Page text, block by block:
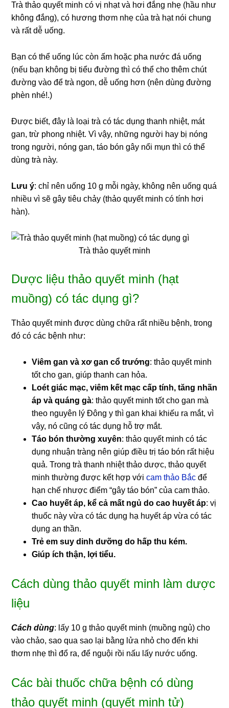
Trà thảo quyết minh có vị nhạt và hơi đắng nhẹ (hầu như
không đắng), có hương thơm nhẹ của trà hạt nói chung
và rất dễ uống.
Bạn có thể uống lúc còn ấm hoặc pha nước đá uống
(nếu bạn không bị tiểu đường thì có thể cho thêm chút
đường vào để trà ngon, dễ uống hơn (nên dùng đường
phèn nhé!.)
Được biết, đây là loại trà có tác dụng thanh nhiệt, mát
gan, trừ phong nhiệt. Vì vậy, những người hay bị nóng
trong người, nóng gan, táo bón gây nổi mụn thì có thể
dùng trà này.
Lưu ý: chỉ nên uống 10 g mỗi ngày, không nên uống quá
nhiều vì sẽ gây tiêu chảy (thảo quyết minh có tính hơi
hàn).
Trà thảo quyết minh
Dược liệu thảo quyết minh (hạt
muồng) có tác dụng gì?
Thảo quyết minh được dùng chữa rất nhiều bệnh, trong
đó có các bệnh như:
Viêm gan và xơ gan cổ trướng: thảo quyết minh
tốt cho gan, giúp thanh can hỏa.
Loét giác mạc, viêm kết mạc cấp tính, tăng nhãn
áp và quáng gà: thảo quyết minh tốt cho gan mà
theo nguyên lý Đông y thì gan khai khiếu ra mắt, vì
vậy, nó cũng có tác dụng hỗ trợ mắt.
Táo bón thường xuyên: thảo quyết minh có tác
dụng nhuận tràng nên giúp điều trị táo bón rất hiệu
quả. Trong trà thanh nhiệt thảo dược, thảo quyết
minh thường được kết hợp vớicam thảo Bắc để
hạn chế nhược điểm “gây táo bón” của cam thảo.
Cao huyết áp, kể cả mất ngủ do cao huyết áp: vị
thuốc này vừa có tác dụng hạ huyết áp vừa có tác
dụng an thần.
Trẻ em suy dinh dưỡng do hấp thu kém.
Giúp ích thận, lợi tiểu.
Cách dùng thảo quyết minh làm dược
liệu
Cách dùng: lấy 10 g thảo quyết minh (muồng ngủ) cho
vào chảo, sao qua sao lại bằng lửa nhỏ cho đến khi
thơm nhẹ thì đổ ra, để nguội rồi nấu lấy nước uống.
Các bài thuốc chữa bệnh có dùng
thảo quyết minh (quyết minh tử)